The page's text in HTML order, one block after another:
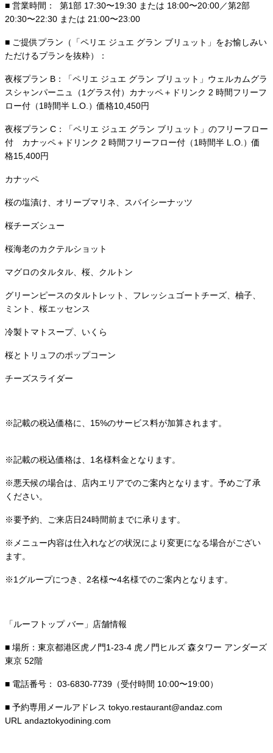
■ 営業時間： 第1部 17:30〜19:30 または 18:00〜20:00／第2部
20:30〜22:30 または 21:00〜23:00
■ ご提供プラン（「ペリエ ジュエ グラン ブリュット」をお愉しみい
ただけるプランを抜粋）：
夜桜プラン B：「ペリエ ジュエ グラン ブリュット」ウェルカムグラ
スシャンパーニュ（1グラス付）カナッペ＋ドリンク 2 時間フリーフ
ロー付（1時間半 L.O.）価格10,450円
夜桜プラン C：「ペリエ ジュエ グラン ブリュット」のフリーフロー
付 カナッペ＋ドリンク 2 時間フリーフロー付（1時間半 L.O.）価
格15,400円
カナッペ
桜の塩漬け、オリーブマリネ、スパイシーナッツ
桜チーズシュー
桜海老のカクテルショット
マグロのタルタル、桜、クルトン
グリーンピースのタルトレット、フレッシュゴートチーズ、柚子、
ミント、桜エッセンス
冷製トマトスープ、いくら
桜とトリュフのポップコーン
チーズスライダー
※記載の税込価格に、15%のサービス料が加算されます。
※記載の税込価格は、1名様料金となります。
※悪天候の場合は、店内エリアでのご案内となります。予めご了承
ください。
※要予約、ご来店日24時間前までに承ります。
※メニュー内容は仕入れなどの状況により変更になる場合がござい
ます。
※1グループにつき、2名様〜4名様でのご案内となります。
「ルーフトップ バー」店舗情報
■ 場所：東京都港区虎ノ門1-23-4 虎ノ門ヒルズ 森タワー アンダーズ
東京 52階
■ 電話番号： 03-6830-7739（受付時間 10:00〜19:00）
■ 予約専用メールアドレス tokyo.restaurant@andaz.com
URL andaztokyodining.com